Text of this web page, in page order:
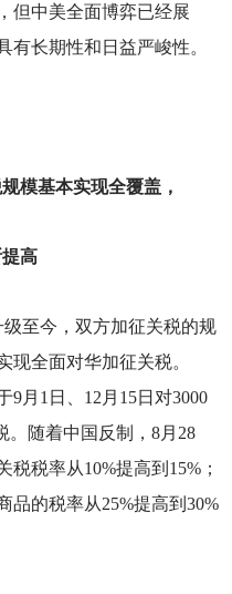
但中美全面博弈已经展
有长期性和日益严峻性。
模基本实现全覆盖，
高
至今，双方加征关税的规
现全面对华加征关税。
9月1日、12月15日对3000
。随着中国反制，8月28
税率从10%提高到15%；
品的税率从25%提高到30%